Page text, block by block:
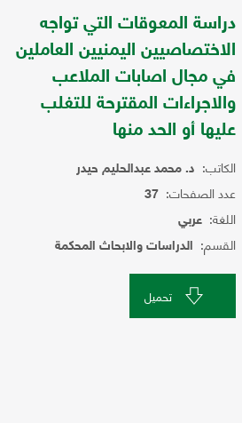
دراسة المعوقات التي تواجه
الاختصاصيين اليمنيين العاملين
في مجال اصابات الملاعب
والاجراءات المقترحة للتغلب
عليها أو الحد منها
الكاتب: د. محمد عبدالحليم حيدر
عدد الصفحات: 37
اللغة: عربي
القسم: الدراسات والابحاث المحكمة
تحميل